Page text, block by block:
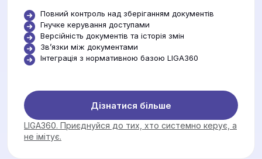
Повний контроль над зберіганням документів
Гнучке керування доступами
Версійність документів та історія змін
Звʼязки між документами
Інтеграція з нормативною базою LIGA360
Дізнатися більше
LIGA360. Приєднуйся до тих, хто системно керує, а
не імітує.